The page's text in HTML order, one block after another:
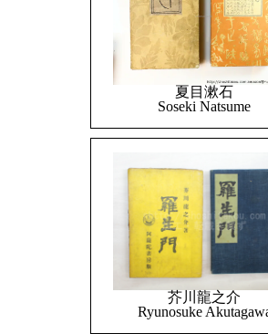
夏目漱石
Soseki Natsume
芥川龍之介
Ryunosuke